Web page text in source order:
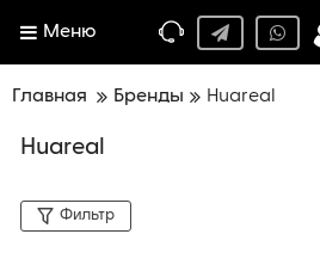
Меню
Главная Бренды Huareal
Huareal
Фильтр